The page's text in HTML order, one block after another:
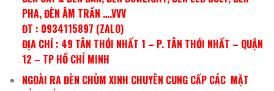
PHA, ĐÈN ÂM TRẦN ….VVV
ĐT : 0934115897 (ZALO)
ĐỊA CHỈ : 49 TÂN THỚI NHẤT 1 – P. TÂN THỚI NHẤT – QUẬN
12 – TP HỒ CHÍ MINH
NGOÀI RA ĐÈN CHÙM XINH CHUYÊN CUNG CẤP CÁC MẶT